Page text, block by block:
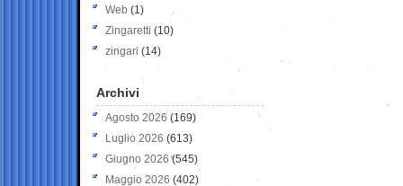
Web (1)
Zingaretti (10)
zingari (14)
Archivi
Agosto 2026 (169)
Luglio 2026 (613)
Giugno 2026 (545)
Maggio 2026 (402)